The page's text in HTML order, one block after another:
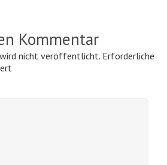
Kommentar
nicht veröffentlicht. Erforderliche